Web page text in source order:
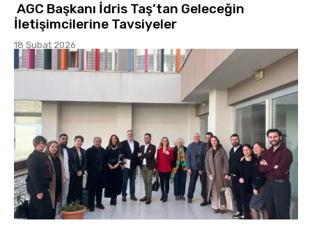
AGC Başkanı İdris Taş’tan Geleceğin
İletişimcilerine Tavsiyeler
18 Şubat 2026